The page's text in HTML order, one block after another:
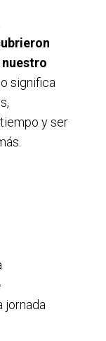
nuestro
significa
y ser
jornada